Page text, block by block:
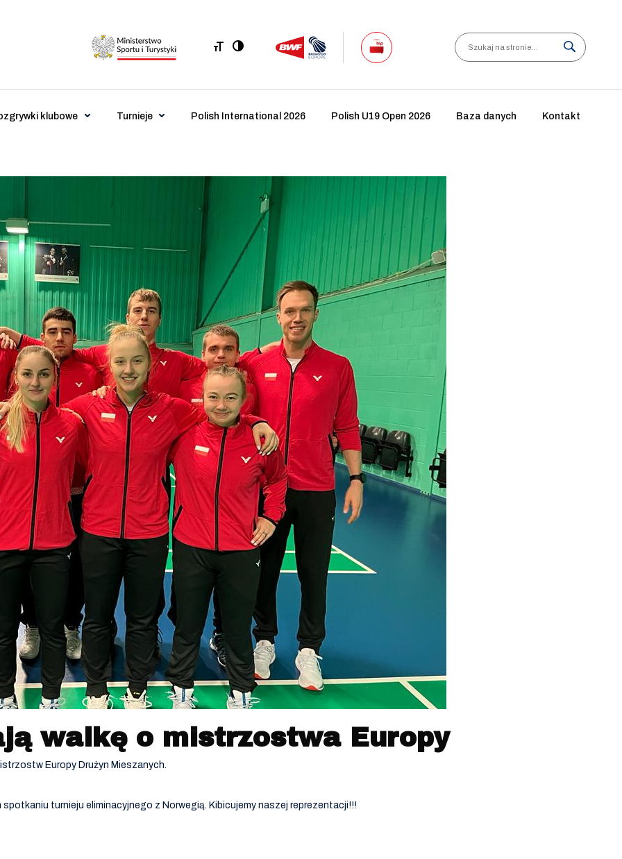
Search
klubowe Turnieje Polish International 2026 Polish U19 Open 2026 Baza danych Kontakt
walkę o mistrzostwa Europy
Europy Drużyn Mieszanych.
turnieju eliminacyjnego z Norwegią. Kibicujemy naszej reprezentacji!!!